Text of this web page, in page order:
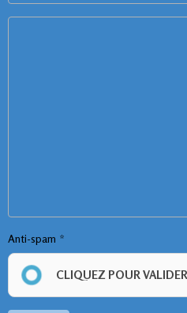
Anti-spam
CLIQUEZ POUR VALIDER